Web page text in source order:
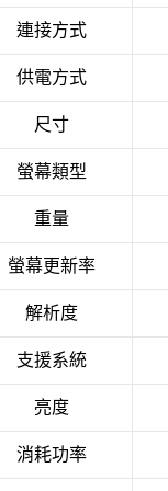
連接方式
供電方式
尺寸
螢幕類型
重量
螢幕更新率
解析度
支援系統
亮度
消耗功率